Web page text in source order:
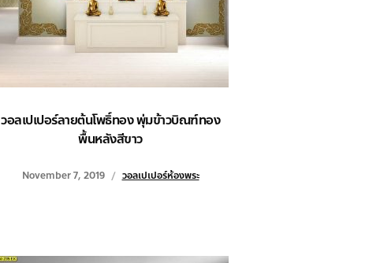
วอลเปเปอร์ลายต้นโพธิ์ทอง พุ่มข้าวบิณฑ์ทอง
พื้นหลังสีขาว
November 7, 2019 วอลเปเปอร์ห้องพระ